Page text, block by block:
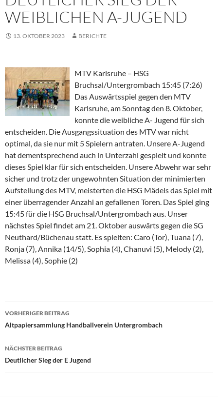
WEIBLICHEN A-JUGEND
13. OKTOBER 2023 BERICHTE
MTV Karlsruhe – HSG
Bruchsal/Untergrombach 15:45 (7:26)
Das Auswärtsspiel gegen den MTV
Karlsruhe, am Sonntag den 8. Oktober,
konnte die weibliche A- Jugend für sich
entscheiden. Die Ausgangssituation des MTV war nicht
optimal, da sie nur mit 5 Spielern antraten. Unsere A-Jugend
hat dementsprechend auch in Unterzahl gespielt und konnte
dieses Spiel klar für sich entscheiden. Unsere Abwehr war sehr
sicher und trotz der ungewohnten Situation der minimierten
Aufstellung des MTV, meisterten die HSG Mädels das Spiel mit
einer überragender Anzahl an gefallenen Toren. Das Spiel ging
15:45 für die HSG Bruchsal/Untergrombach aus. Unser
nächstes Spiel findet am 21. Oktober auswärts gegen die SG
Neuthard/Büchenau statt. Es spielten: Caro (Tor), Tuana (7),
Ronja (7), Annika (14/5), Sophia (4), Chanuvi (5), Melody (2),
Melissa (4), Sophie (2)
Beitragsnavigation
VORHERIGER BEITRAG
Altpapiersammlung Handballverein Untergrombach
NÄCHSTER BEITRAG
Deutlicher Sieg der E Jugend